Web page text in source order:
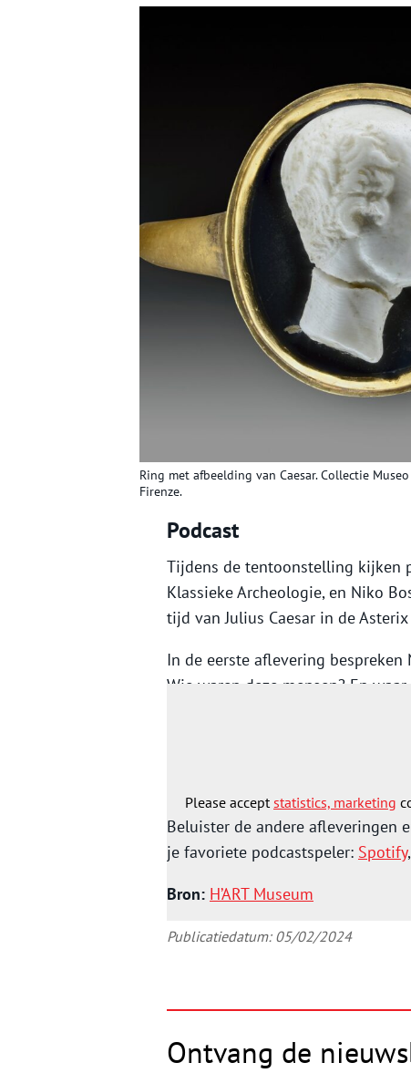
Ring met afbeelding van Caesar. Collectie
Firenze.
Podcast
Tijdens de tentoonstelling kijken
Klassieke Archeologie, en Niko
tijd van Julius Caesar in de
In de eerste aflevering
Wie waren deze mensen? En
vergeleken met een Romeins
Caesar. Klopt deze weergave in
niet (duim omlaag)? Beluister de
Please acceptstatistics, marketing
Beluister de andere afleveringen
je favoriete podcastspeler: Spotify,
Bron: H’ART Museum
Publicatiedatum: 05/02/2024
Ontvang de